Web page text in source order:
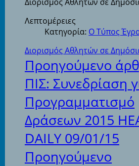
Λεπτομέρειες
Κατηγορία: Ο Τύπος
Διορισμός Αθλητών σε
Προηγούμενο
ΠΙΣ: Συνεδρίαση
Προγραμματισμό
Δράσεων 2015
DAILY 09/01/15
Προηγούμενο